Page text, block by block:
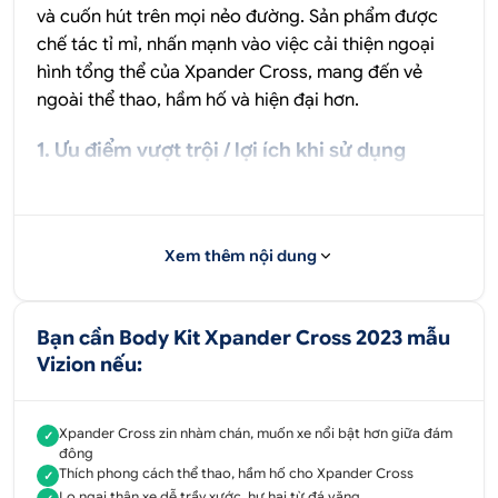
và cuốn hút trên mọi nẻo đường. Sản phẩm được
chế tác tỉ mỉ, nhấn mạnh vào việc cải thiện ngoại
hình tổng thể của Xpander Cross, mang đến vẻ
ngoài thể thao, hầm hố và hiện đại hơn.
1. Ưu điểm vượt trội / lợi ích khi sử dụng
phong cách độc đáo và cá tính riêng biệt. Biến
độc nhất, không thể nhầm lẫn giữa đám đông,
khẳng định gu thẩm mỹ riêng của chủ sở hữu. Mỗi
chi tiết đều góp phần tạo nên một tổng thể ấn
rõ rệt.
1.2. Nâng tầm thẩm mỹ
Xem thêm nội dung
Bạn cần Body Kit Xpander Cross 2023 mẫu
Vizion nếu:
✓ Xpander Cross zin nhàm chán, muốn xe nổi bật hơn giữa đám
đông
✓ Thích phong cách thể thao, hầm hố cho Xpander Cross